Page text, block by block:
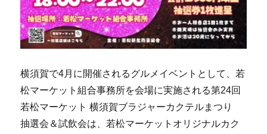
横須賀で4月に開催されるグルメイベントとして、若
松マーケット組合事務所を会場に実施される第24回
若松マーケット 横須賀ブラジャーカクテルまつり
抽選会＆試飲会は、若松マーケットオリジナルカク